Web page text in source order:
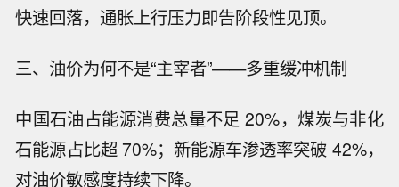
快速回落，通胀上行压力即告阶段性见顶。
三、油价为何不是“主宰者”——多重缓冲机制
中国石油占能源消费总量不足 20%，煤炭与非化
石能源占比超 70%；新能源车渗透率突破 42%，
对油价敏感度持续下降。